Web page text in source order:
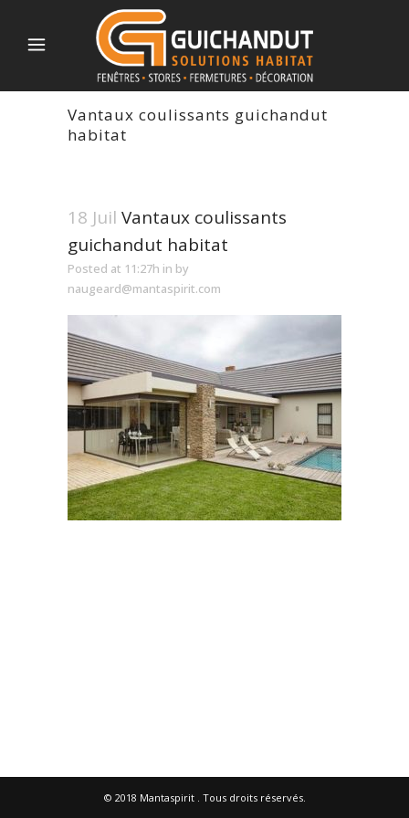
Vantaux coulissants guichandut
habitat
18 Juil Vantaux coulissants
guichandut habitat
Posted at 11:27h in by
naugeard@mantaspirit.com
© 2018 Mantaspirit. Tous droits réservés.